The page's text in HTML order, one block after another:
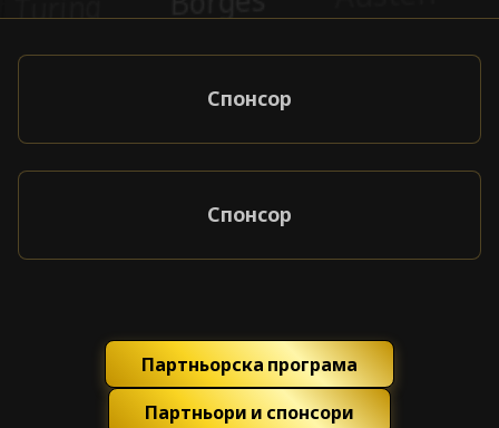
Спонсор
Спонсор
Партньорска програма
Партньори и спонсори